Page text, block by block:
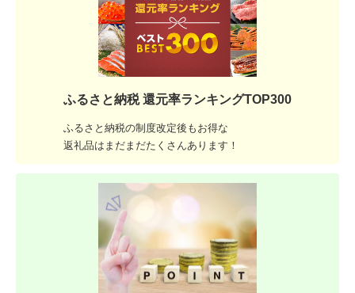
ふるさと納税 還元率ランキングTOP300
ふるさと納税の制度改定後もお得な
返礼品はまだまだたくさんあります！